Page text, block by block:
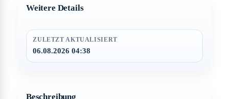
Weitere Details
ZULETZT AKTUALISIERT
06.08.2026 04:38
Beschreibung